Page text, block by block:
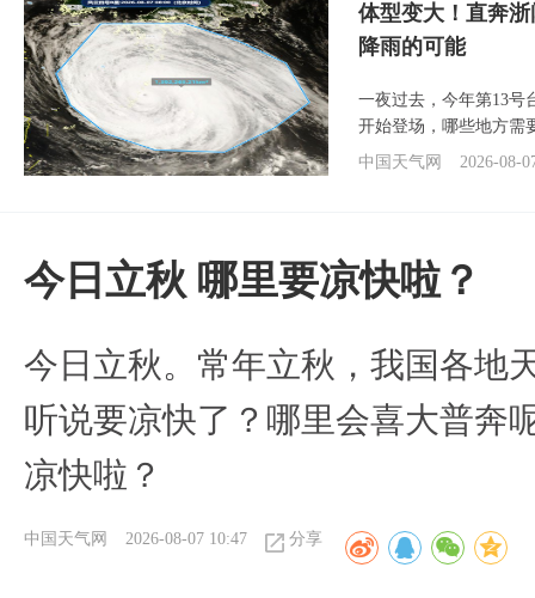
体型变大！直奔
降雨的可能
一夜过去，今年第13号
开始登场，哪些地方需
中国天气网
2026-08-
今日立秋 哪里要凉快啦？
今日立秋。常年立秋，我国各地
听说要凉快了？哪里会喜大普奔
凉快啦？
中国天气网 2026-08-07 10:47 分享